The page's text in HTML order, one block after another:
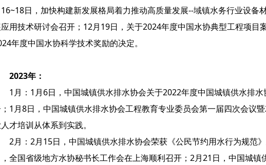
16~18日，加快构建新发展格局着力推动高质量发展--域镇水务行业设备
用技术研讨会召开；12月19日，关于2024年度中国水协典型工程项目
年度中国水协科学技术奖励的决定。
2023年：
1月：1月6日，中国城镇供水排水协会关于2022年度中国城镇供水排
1月8日，中国城镇供水排水协会工程教育专业委员会第一届四次会议
才培训从体系到实践。
2月：2月15日，中国城镇供水排水协会荣获《公民节约用水行为规范
，全国省级地方水协秘书长工作会在上海顺利召开；2月21日，中国城镇